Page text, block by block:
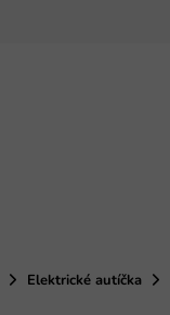
Elektrické autíčka